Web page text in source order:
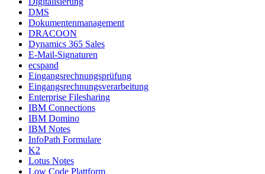
DMS
Dokumentenmanagement
DRACOON
Dynamics 365 Sales
E-Mail-Signaturen
ecspand
Eingangsrechnungsprüfung
Eingangsrechnungsverarbeitung
Enterprise Filesharing
IBM Connections
IBM Domino
IBM Notes
InfoPath Formulare
K2
Lotus Notes
Low Code Plattform